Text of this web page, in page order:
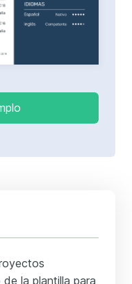
la plantilla para